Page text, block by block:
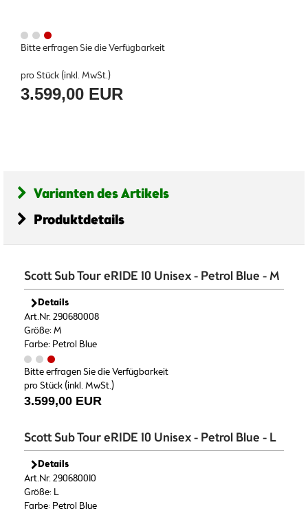
Bitte erfragen Sie die Verfügbarkeit
pro Stück (inkl. MwSt.)
3.599,00 EUR
Varianten des Artikels
Produktdetails
Scott Sub Tour eRIDE 10 Unisex - Petrol Blue - M
Details
Art.Nr. 290680008
Größe: M
Farbe: Petrol Blue
Bitte erfragen Sie die Verfügbarkeit
pro Stück (inkl. MwSt.)
3.599,00 EUR
Scott Sub Tour eRIDE 10 Unisex - Petrol Blue - L
Details
Art.Nr. 290680010
Größe: L
Farbe: Petrol Blue